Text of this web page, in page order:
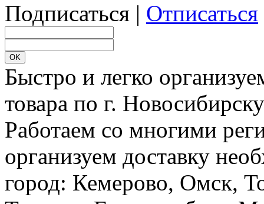
Подписаться | Отписаться
Быстро и легко
товара по г.
Работаем со многими
организуем доставку
город: Кемерово, Омск,